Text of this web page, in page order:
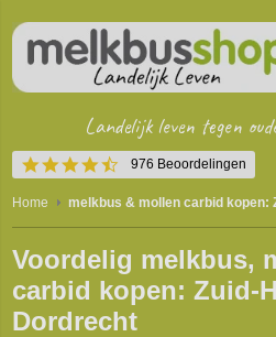
4.5
star
rating
976 Beoordelingen
Landelijk leven tegen
Home melkbus & mollen carbid kopen:
Voordelig melkbus,
carbid kopen: Zuid-
Dordrecht